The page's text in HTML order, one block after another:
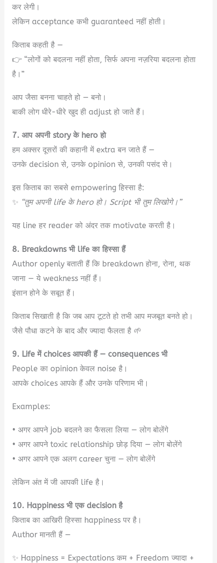
कर लेगी।
लेकिन acceptance कभी guaranteed नहीं होती।
किताब कहती है —
👉 “लोगों को बदलना नहीं होता, सिर्फ अपना नज़रिया बदलना होता
है।”
आप जैसा बनना चाहते हो — बनो।
बाकी लोग धीरे-धीरे खुद ही adjust हो जाते हैं।
7. आप अपनी story के hero हो
हम अक्सर दूसरों की कहानी में extra बन जाते हैं —
उनके decision से, उनके opinion से, उनकी पसंद से।
इस किताब का सबसे empowering हिस्सा है:
✨ “तुम अपनी life के hero हो। Script भी तुम लिखोगे।”
यह line हर reader को अंदर तक motivate करती है।
8. Breakdowns भी life का हिस्सा हैं
Author openly बताती हैं कि breakdown होना, रोना, थक
जाना — ये weakness नहीं हैं।
इंसान होने के सबूत हैं।
किताब सिखाती है कि जब आप टूटते हो तभी आप मजबूत बनते हो।
जैसे पौधा कटने के बाद और ज्यादा फैलता है 🌱
9. Life में choices आपकी हैं — consequences भी
People का opinion केवल noise है।
आपके choices आपके हैं और उनके परिणाम भी।
Examples:
• अगर आपने job बदलने का फैसला लिया — लोग बोलेंगे
• अगर आपने toxic relationship छोड़ दिया — लोग बोलेंगे
• अगर आपने एक अलग career चुना — लोग बोलेंगे
लेकिन अंत में जी आपकी life है।
10. Happiness भी एक decision है
किताब का आखिरी हिस्सा happiness पर है।
Author मानती हैं —
✨ Happiness = Expectations कम + Freedom ज्यादा +